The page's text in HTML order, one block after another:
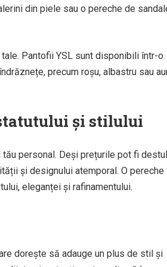
din piele sau o pereche de
Pantofii YSL sunt disponibili într-o
precum roșu, albastru sau
și stilului
personal. Deși prețurile pot fi destul
și designului atemporal. O pereche
eleganței și rafinamentului.
dorește să adauge un plus de stil și